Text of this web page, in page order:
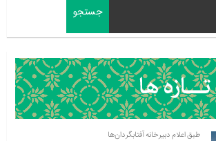
طبق اعلام دبیرخانه آفتابگردان‌ها